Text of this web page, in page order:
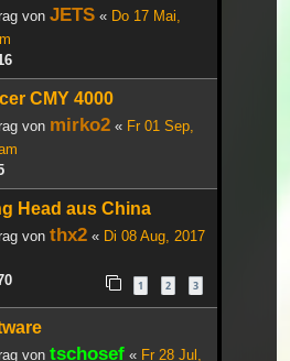
von JETS « Do 17 Mai,
CMY 4000
von mirko2 « Fr 01 Sep,
Head aus China
von thx2 « Di 08 Aug, 2017
1 2 3
von tschosef « Fr 28 Jul,